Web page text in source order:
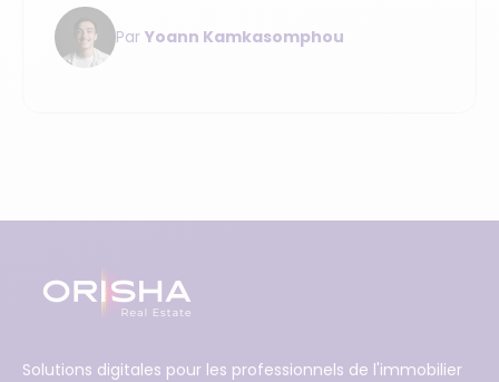
partenariat et les solutions innovantes
proposées par sa société Athome.
Par Yoann Kamkasomphou
Solutions digitales pour les professionnels de l'immobilier